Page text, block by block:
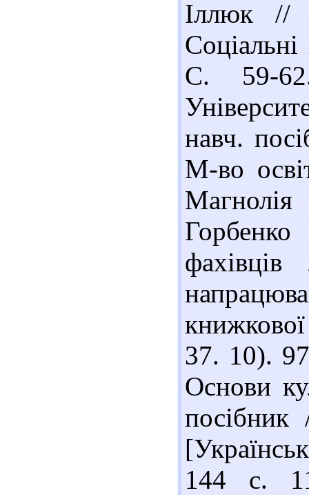
Іллюк //
С. 59-
навч.
М-во
37. 10).
Основи
144 с.